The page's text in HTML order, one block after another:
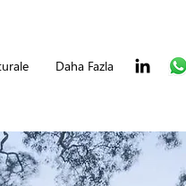
Daha Fazla